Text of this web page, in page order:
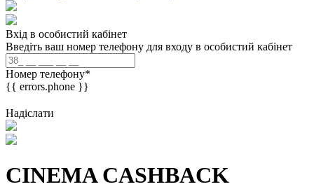
Вхід в особистий кабінет
Введіть ваш номер телефону для входу в особистий кабінет
Номер телефону*
{{ errors.phone }}
Надіслати
CINEMA CASHBACK